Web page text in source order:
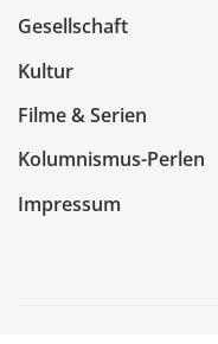
Gesellschaft
Kultur
Filme & Serien
Kolumnismus-Perlen
Impressum